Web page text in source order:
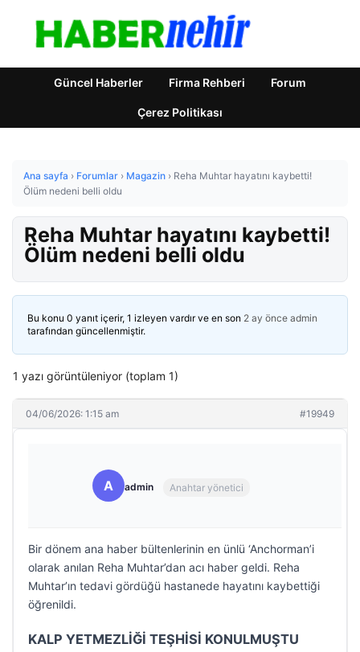
Güncel Haberler Firma Rehberi Forum
Çerez Politikası
Ana sayfa › Forumlar › Magazin › Reha Muhtar hayatını kaybetti!
Ölüm nedeni belli oldu
Reha Muhtar hayatını kaybetti!
Ölüm nedeni belli oldu
Bu konu 0 yanıt içerir, 1 izleyen vardır ve en son 2 ay önce admin
tarafından güncellenmiştir.
1 yazı görüntüleniyor (toplam 1)
04/06/2026: 1:15 am #19949
A admin Anahtar yönetici
Bir dönem ana haber bültenlerinin en ünlü ‘Anchorman’i
olarak anılan Reha Muhtar’dan acı haber geldi. Reha
Muhtar’ın tedavi gördüğü hastanede hayatını kaybettiği
öğrenildi.
KALP YETMEZLİĞİ TEŞHİSİ KONULMUŞTU